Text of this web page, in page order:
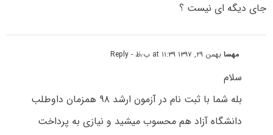
جای دیگه ای نیست ؟
مهسابهمن ۲۹, ۱۳۹۷ at ۱۱:۳۹ ب٫ظ - Reply
سلام
بله شما با ثبت نام در آزمون ارشد ۹۸ همزمان داوطلب
دانشگاه آزاد هم محسوب میشید و نیازی به پرداخت